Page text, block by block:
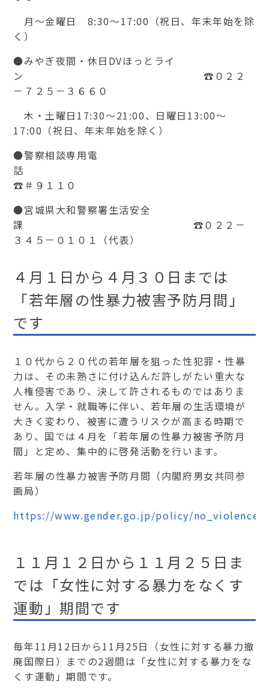
月～金曜日 8:30～17:00（祝日、年末年始を除
く）
●みやぎ夜間・休日DVほっとライ
ン ☎０２２
－７２５－３６６０
木・土曜日17:30～21:00、日曜日13:00～
17:00（祝日、年末年始を除く）
●警察相談専用電
☎＃９１１０
●宮城県大和警察署生活安全
課 ☎０２２－
３４５－０１０１（代表）
４月１日から４月３０日までは
「若年層の性暴力被害予防月間」
です
１０代から２０代の若年層を狙った性犯罪・性暴
力は、その未熟さに付け込んだ許しがたい重大な
人権侵害であり、決して許されるものではありま
せん。入学・就職等に伴い、若年層の生活環境が
大きく変わり、被害に遭うリスクが高まる時期で
あり、国では４月を「若年層の性暴力被害予防月
間」と定め、集中的に啓発活動を行います。
若年層の性暴力被害予防月間（内閣府男女共同参
画局）
https://www.gender.go.jp/policy/no_violence/
１１月１２日から１１月２５日ま
では「女性に対する暴力をなくす
運動」期間です
毎年11月12日から11月25日（女性に対する暴力撤
廃国際日）までの2週間は「女性に対する暴力をな
くす運動」期間です。